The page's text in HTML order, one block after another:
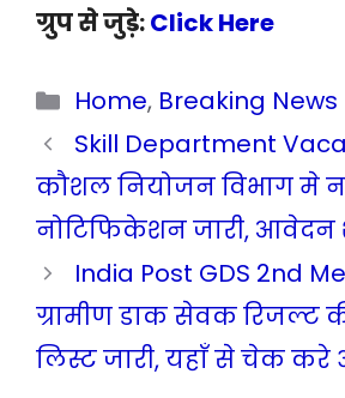
ग्रुप से जुड़े:Click Here
Categories
Home, Breaking News
Skill Department
कौशल नियोजन विभाग मे
नोटिफिकेशन जारी,
India Post GDS 2nd
ग्रामीण डाक सेवक रिजल्ट
लिस्ट जारी, यहाँ से चेक करे